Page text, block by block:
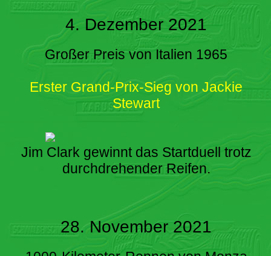
4. Dezember 2021
Großer Preis von Italien 1965
Erster Grand-Prix-Sieg von Jackie
Stewart
Jim Clark gewinnt das Startduell trotz
durchdrehender Reifen.
28. November 2021